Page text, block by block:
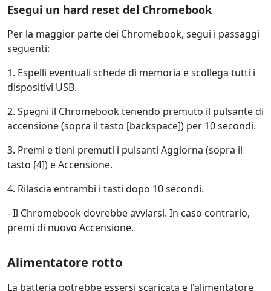
Esegui un hard reset del Chromebook
Per la maggior parte dei Chromebook, segui i passaggi
seguenti:
1. Espelli eventuali schede di memoria e scollega tutti i
dispositivi USB.
2. Spegni il Chromebook tenendo premuto il pulsante di
accensione (sopra il tasto [backspace]) per 10 secondi.
3. Premi e tieni premuti i pulsanti Aggiorna (sopra il
tasto [4]) e Accensione.
4. Rilascia entrambi i tasti dopo 10 secondi.
- Il Chromebook dovrebbe avviarsi. In caso contrario,
premi di nuovo Accensione.
Alimentatore rotto
La batteria potrebbe essersi scaricata e l'alimentatore